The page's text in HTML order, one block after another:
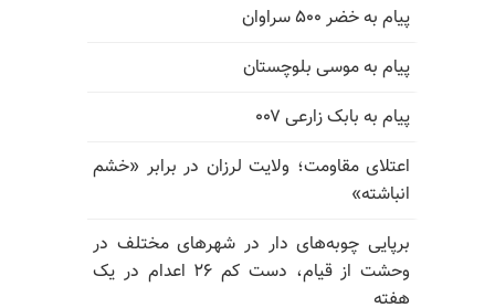
پیام به خضر ۵۰۰ سراوان
پیام به موسی بلوچستان
پیام به بابک زارعی ۰۰۷
اعتلای مقاومت؛ ولایت لرزان در برابر «خشم
انباشته»
برپایی چوبه‌های دار در شهرهای مختلف در
وحشت از قیام، دست کم ۲۶ اعدام در یک
هفته